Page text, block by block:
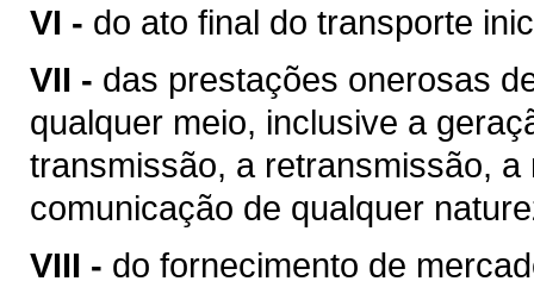
VI - do ato final do transporte
VII - das prestações onerosas
qualquer meio, inclusive a
transmissão, a retransmissão,
comunicação de qualquer
VIII - do fornecimento de